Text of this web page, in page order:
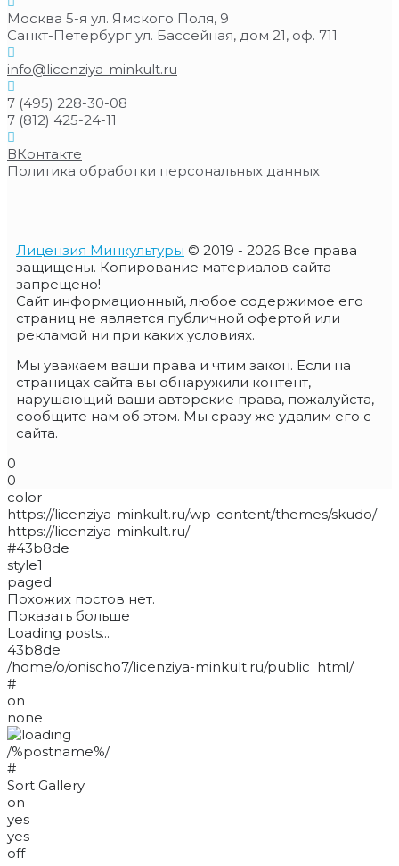
Москва 5-я ул. Ямского Поля, 9
Санкт-Петербург ул. Бассейная, дом 21, оф. 711
info@licenziya-minkult.ru
7 (495) 228-30-08
7 (812) 425-24-11
ВКонтакте
Политика обработки персональных данных
Лицензия Минкультуры © 2019 - 2026 Все права
защищены. Копирование материалов сайта
запрещено!
Сайт информационный, любое содержимое его
страниц не является публичной офертой или
рекламой ни при каких условиях.
Мы уважаем ваши права и чтим закон. Если на
страницах сайта вы обнаружили контент,
нарушающий ваши авторские права, пожалуйста,
сообщите нам об этом. Мы сразу же удалим его с
сайта.
0
0
color
https://licenziya-minkult.ru/wp-content/themes/skudo/
https://licenziya-minkult.ru/
#43b8de
style1
paged
Похожих постов нет.
Показать больше
Loading posts...
43b8de
/home/o/onischo7/licenziya-minkult.ru/public_html/
#
on
none
/%postname%/
#
Sort Gallery
on
yes
yes
off